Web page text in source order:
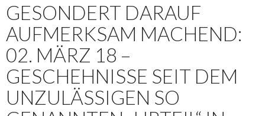
GESONDERT DARAUF
AUFMERKSAM MACHEND:
02. MÄRZ 18 –
GESCHEHNISSE SEIT DEM
UNZULÄSSIGEN SO